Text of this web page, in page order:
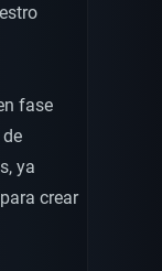
fase
ya
crear